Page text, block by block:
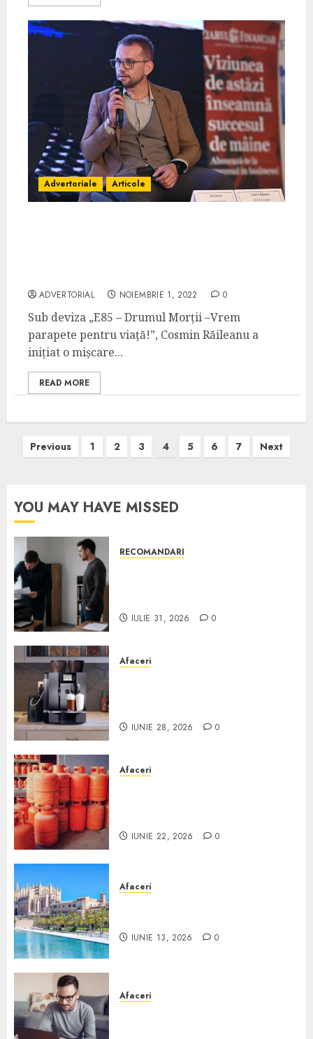
Advertoriale Articole
ADVERTORIAL NOIEMBRIE 1, 2022 0
Sub deviza „E85 – Drumul Morții –Vrem
parapete pentru viață!”, Cosmin Răileanu a
inițiat o mișcare...
READ MORE
Paginație
Previous 1 2 3 4 5 6 7 Next
YOU MAY HAVE MISSED
RECOMANDARI
IULIE 31, 2026 0
Afaceri
IUNIE 28, 2026 0
Afaceri
IUNIE 22, 2026 0
Afaceri
IUNIE 13, 2026 0
Afaceri